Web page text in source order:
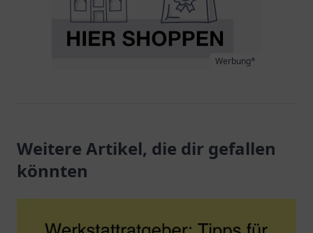
Werbung*
Weitere Artikel, die dir gefallen
könnten